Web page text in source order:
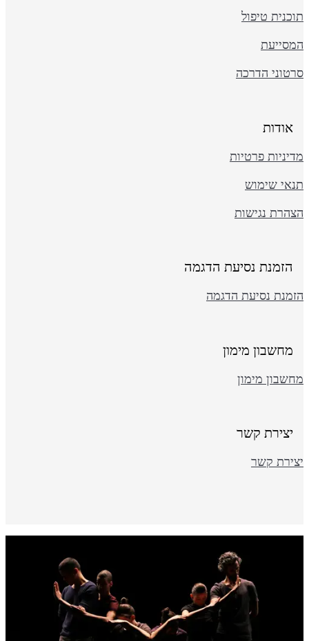
טיפול
הדרכה
אודות
פרטיות
שימוש
נגישות
הזמנת נסיעת הדגמה
נסיעת הדגמה
מחשבון מימון
מימון
יצירת קשר
קשר